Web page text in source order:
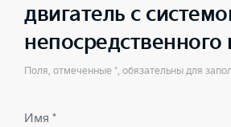
двигатель с
непосредственного
Поля, отмеченные *, обязательны для
Имя *